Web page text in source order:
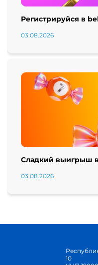
Регистрируйся в
03.08.2026
Сладкий выигрыш
03.08.2026
10